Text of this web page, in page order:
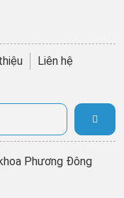
Liên hệ
Phương Đông